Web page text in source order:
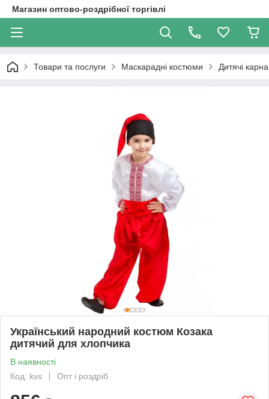
Магазин оптово-роздрібної торгівлі
Товари та послуги Маскарадні костюми Дитячі
Український народний костюм Козака
дитячий для хлопчика
В наявності
Код: kvs
Опт і роздріб